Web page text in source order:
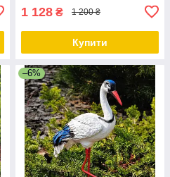
1 128 ₴ 1 200 ₴
Купити
–6%